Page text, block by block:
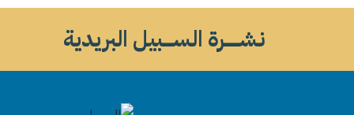
نشــــــرة الســــبيل البريدية